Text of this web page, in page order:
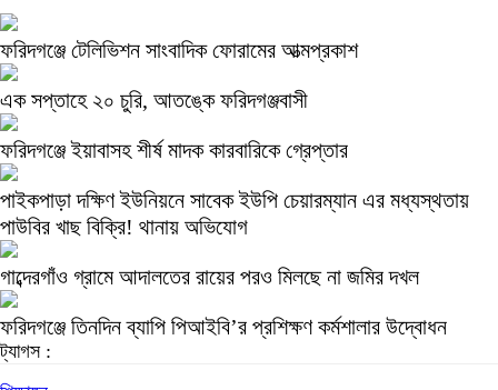
ফরিদগঞ্জে টেলিভিশন সাংবাদিক ফোরামের আত্মপ্রকাশ
এক সপ্তাহে ২০ চুরি, আতঙ্কে ফরিদগঞ্জবাসী
ফরিদগঞ্জে ইয়াবাসহ শীর্ষ মাদক কারবারিকে গ্রেপ্তার
পাইকপাড়া দক্ষিণ ইউনিয়নে সাবেক ইউপি চেয়ারম্যান এর মধ্যস্থতায়
পাউবির খাছ বিক্রি! থানায় অভিযোগ
গাব্দেরগাঁও গ্রামে আদালতের রায়ের পরও মিলছে না জমির দখল
ফরিদগঞ্জে তিনদিন ব্যাপি পিআইবি’র প্রশিক্ষণ কর্মশালার উদ্বোধন
ট্যাগস :